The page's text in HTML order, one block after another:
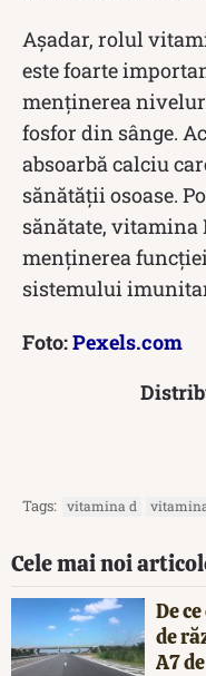
Așadar, rolul
este foarte
menținerea
fosfor din sânge.
absoarbă calciu
sănătății osoase.
sănătate, vitamina
menținerea
sistemului
Foto:Pexels.com
Tags: vitamina d
Cele mai noi
De
de
A7